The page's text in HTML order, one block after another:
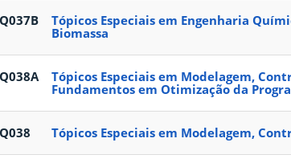
Tópicos Especiais em Engenharia
Biomassa
Tópicos Especiais em Modelagem,
Fundamentos em Otimização da
Tópicos Especiais em Modelagem,